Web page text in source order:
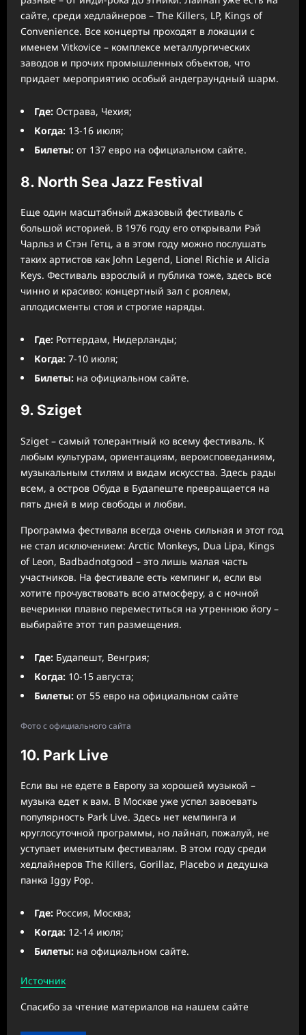
сайте, среди хедлайнеров – The Killers, LP, Kings of
Convenience. Все концерты проходят в локации с
именем Vitkovice – комплексе металлургических
заводов и прочих промышленных объектов, что
придает мероприятию особый андеграундный шарм.
Где: Острава, Чехия;
Когда: 13-16 июля;
Билеты: от 137 евро на официальном сайте.
8. North Sea Jazz Festival
Еще один масштабный джазовый фестиваль с
большой историей. В 1976 году его открывали Рэй
Чарльз и Стэн Гетц, а в этом году можно послушать
таких артистов как John Legend, Lionel Richie и Alicia
Keys. Фестиваль взрослый и публика тоже, здесь все
чинно и красиво: концертный зал с роялем,
аплодисменты стоя и строгие наряды.
Где: Роттердам, Нидерланды;
Когда: 7-10 июля;
Билеты: на официальном сайте.
9. Sziget
Sziget – самый толерантный ко всему фестиваль. К
любым культурам, ориентациям, вероисповеданиям,
музыкальным стилям и видам искусства. Здесь рады
всем, а остров Обуда в Будапеште превращается на
пять дней в мир свободы и любви.
Программа фестиваля всегда очень сильная и этот год
не стал исключением: Arctic Monkeys, Dua Lipa, Kings
of Leon, Badbadnotgood – это лишь малая часть
участников. На фестивале есть кемпинг и, если вы
хотите прочувствовать всю атмосферу, а с ночной
вечеринки плавно переместиться на утреннюю йогу –
выбирайте этот тип размещения.
Где: Будапешт, Венгрия;
Когда: 10-15 августа;
Билеты: от 55 евро на официальном сайте
Фото с официального сайта
10. Park Live
Если вы не едете в Европу за хорошей музыкой –
музыка едет к вам. В Москве уже успел завоевать
популярность Park Live. Здесь нет кемпинга и
круглосуточной программы, но лайнап, пожалуй, не
уступает именитым фестивалям. В этом году среди
хедлайнеров The Killers, Gorillaz, Placebo и дедушка
панка Iggy Pop.
Где: Россия, Москва;
Когда: 12-14 июля;
Билеты: на официальном сайте.
Источник
Спасибо за чтение материалов на нашем сайте